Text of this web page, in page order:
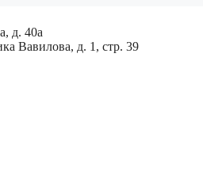
д. 40а
Вавилова, д. 1, стр. 39